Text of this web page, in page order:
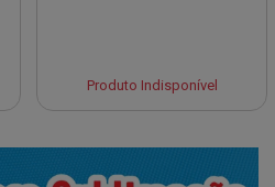
Produto Indisponível